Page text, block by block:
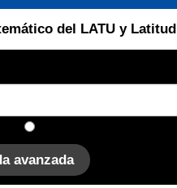
del LATU y Latitud
avanzada